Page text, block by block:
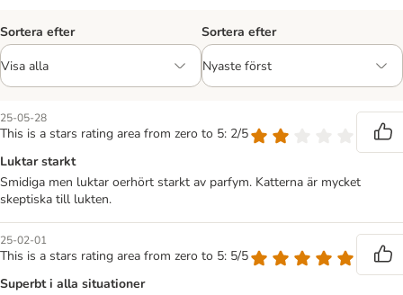
Sortera efter Sortera efter
25-05-28
This is a stars rating area from zero to 5: 2/5
Luktar starkt
Smidiga men luktar oerhört starkt av parfym. Katterna är mycket
skeptiska till lukten.
25-02-01
This is a stars rating area from zero to 5: 5/5
Superbt i alla situationer